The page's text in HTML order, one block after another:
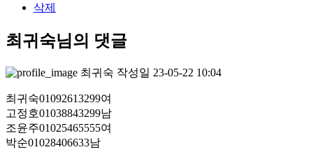
삭제
최귀숙님의 댓글
최귀숙 작성일 23-05-22 10:04
최귀숙01092613299여
고정호01038843299남
조윤주01025465555여
박순01028406633남